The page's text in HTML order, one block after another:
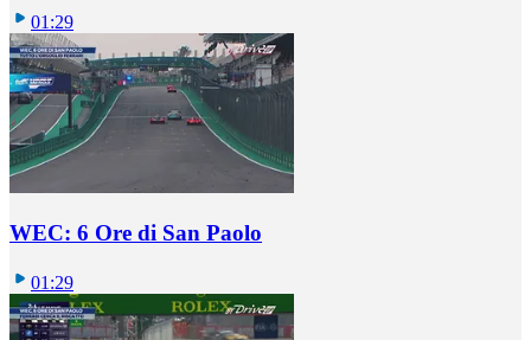
01:29
WEC: 6 Ore di San Paolo
01:29